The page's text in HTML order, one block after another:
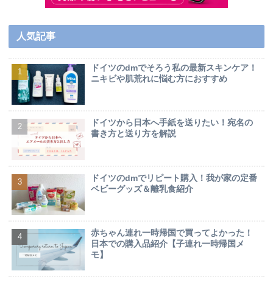
人気記事
ドイツのdmでそろう私の最新スキンケア！
ニキビや肌荒れに悩む方におすすめ
ドイツから日本へ手紙を送りたい！宛名の
書き方と送り方を解説
ドイツのdmでリピート購入！我が家の定番
ベビーグッズ＆離乳食紹介
赤ちゃん連れ一時帰国で買ってよかった！
日本での購入品紹介【子連れ一時帰国メ
モ】